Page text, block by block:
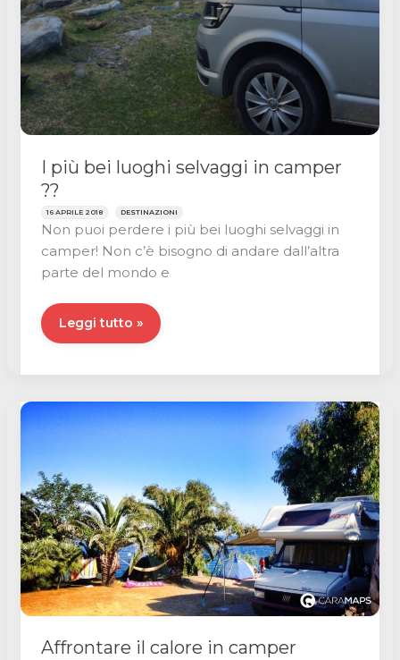
I più bei luoghi selvaggi in camper
??
16 APRILE 2018 DESTINAZIONI
Non puoi perdere i più bei luoghi selvaggi in
camper! Non c’è bisogno di andare dall’altra
parte del mondo e
I
più
selvaggi
??
Leggi tutto »
Affrontare il calore in camper